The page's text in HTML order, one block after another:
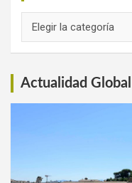
Actualidad Global